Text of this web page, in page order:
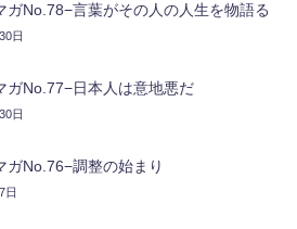
ガNo.78−言葉がその人の人生を物語る
日
ガNo.77−日本人は意地悪だ
日
ガNo.76−調整の始まり
日